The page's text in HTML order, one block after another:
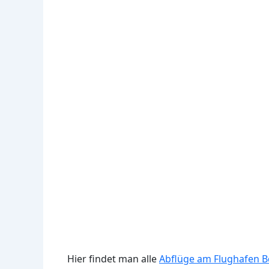
Hier findet man alleAbflüge am Flughafen